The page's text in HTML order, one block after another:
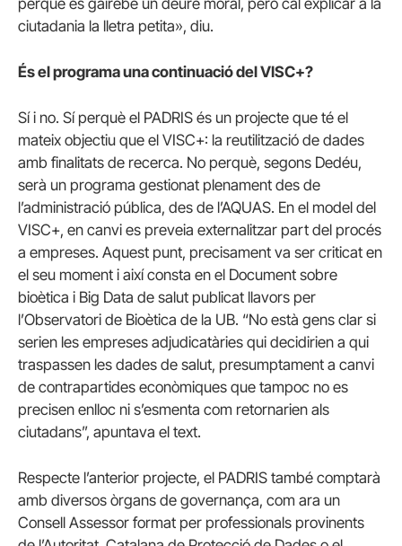
ciutadania la lletra petita», diu.
És el programa una continuació del VISC+?
Sí i no. Sí perquè el PADRIS és un projecte que té el
mateix objectiu que el VISC+: la reutilització de dades
amb finalitats de recerca. No perquè, segons Dedéu,
serà un programa gestionat plenament des de
l’administració pública, des de l’AQUAS. En el model del
VISC+, en canvi es preveia externalitzar part del procés
a empreses. Aquest punt, precisament va ser criticat en
el seu moment i així consta en el Document sobre
bioètica i Big Data de salut publicat llavors per
l’Observatori de Bioètica de la UB. “No està gens clar si
serien les empreses adjudicatàries qui decidirien a qui
traspassen les dades de salut, presumptament a canvi
de contrapartides econòmiques que tampoc no es
precisen enlloc ni s’esmenta com retornarien als
ciutadans”, apuntava el text.
Respecte l’anterior projecte, el PADRIS també comptarà
amb diversos òrgans de governança, com ara un
Consell Assessor format per professionals provinents